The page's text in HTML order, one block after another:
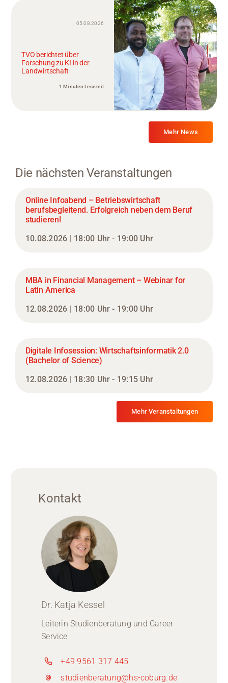
05.08.2026
TVO berichtet über
Forschung zu KI in der
Landwirtschaft
1 Minuten Lesezeit
Mehr News
Die nächsten Veranstaltungen
Online Infoabend – Betriebswirtschaft
berufsbegleitend. Erfolgreich neben dem Beruf
studieren!
10.08.2026 | 18:00 Uhr - 19:00 Uhr
MBA in Financial Management – Webinar for
Latin America
12.08.2026 | 18:00 Uhr - 19:00 Uhr
Digitale Infosession: Wirtschaftsinformatik 2.0
(Bachelor of Science)
12.08.2026 | 18:30 Uhr - 19:15 Uhr
Mehr Veranstaltungen
Kontakt
Dr. Katja Kessel
Leiterin Studienberatung und Career
Service
+49 9561 317 445
studienberatung@hs-coburg.de